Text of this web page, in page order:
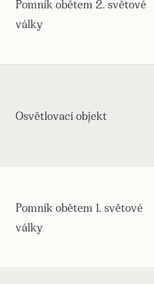
Pomník obětem 2. světové
války
Osvětlovací objekt
Pomník obětem 1. světové
války